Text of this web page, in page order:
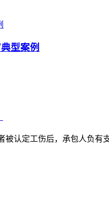
型案例
被认定工伤后，承包人负